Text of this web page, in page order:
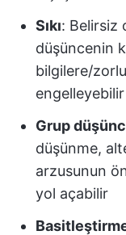
Sıkı: Belirsiz
düşüncenin
bilgilere/
engelleyebilir
Grup
düşünme,
arzusunun
yol açabilir